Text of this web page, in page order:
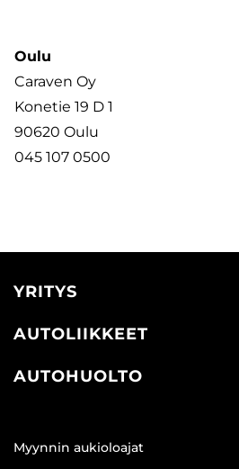
Oulu
Caraven Oy
Konetie 19 D 1
90620 Oulu
045 107 0500
YRITYS
AUTOLIIKKEET
AUTOHUOLTO
Myynnin aukioloajat